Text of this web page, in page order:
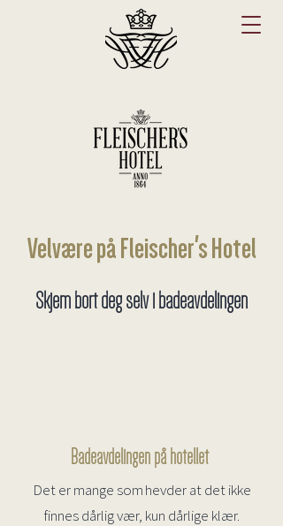
Velvære på Fleischer's Hotel
Skjem bort deg selv i badeavdelingen
Badeavdelingen på hotellet
Det er mange som hevder at det ikke
finnes dårlig vær, kun dårlige klær.